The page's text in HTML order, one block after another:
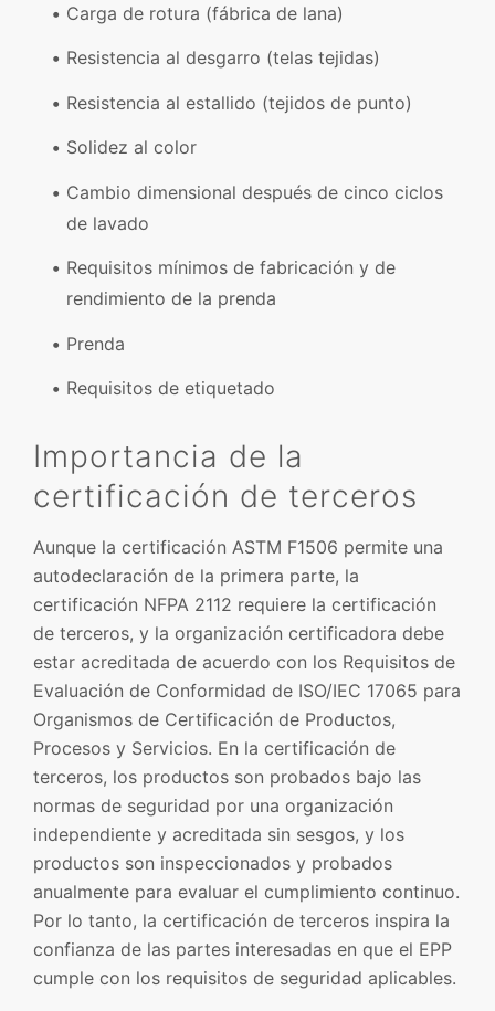
Carga de rotura (fábrica de lana)
Resistencia al desgarro (telas tejidas)
Resistencia al estallido (tejidos de punto)
Solidez al color
Cambio dimensional después de cinco ciclos
de lavado
Requisitos mínimos de fabricación y de
rendimiento de la prenda
Prenda
Requisitos de etiquetado
Importancia de la
certificación de terceros
Aunque la certificación ASTM F1506 permite una
autodeclaración de la primera parte, la
certificación NFPA 2112 requiere la certificación
de terceros, y la organización certificadora debe
estar acreditada de acuerdo con los Requisitos de
Evaluación de Conformidad de ISO/IEC 17065 para
Organismos de Certificación de Productos,
Procesos y Servicios. En la certificación de
terceros, los productos son probados bajo las
normas de seguridad por una organización
independiente y acreditada sin sesgos, y los
productos son inspeccionados y probados
anualmente para evaluar el cumplimiento continuo.
Por lo tanto, la certificación de terceros inspira la
confianza de las partes interesadas en que el EPP
cumple con los requisitos de seguridad aplicables.